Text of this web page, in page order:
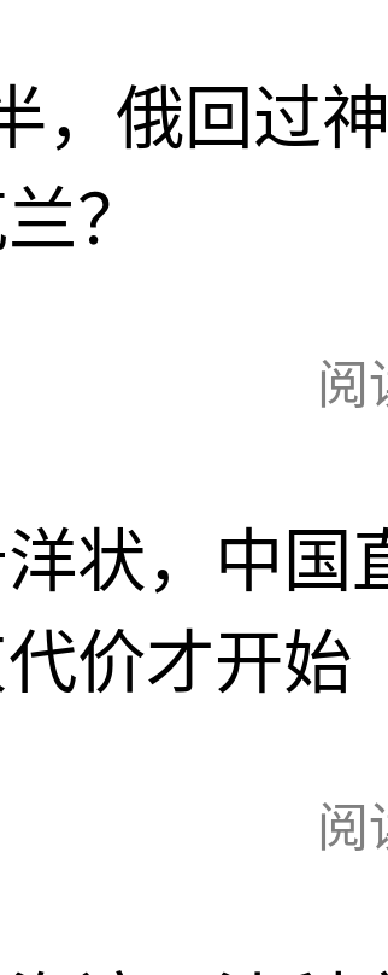
，俄回过
？
阅
状，中国
价才开始
阅